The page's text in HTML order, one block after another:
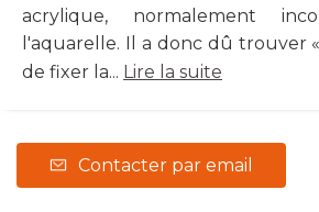
acrylique, normalement
l'aquarelle. Il a donc dû trouver
de fixer la... Lire la suite
Contacter par email